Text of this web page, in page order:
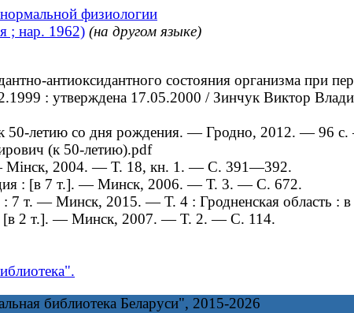
физиологии
; нар. 1962) (на другом языке)
антиоксидантного состояния организма при
: утверждена 17.05.2000 / Зинчук Виктор
50-летию со дня рождения. — Гродно, 2012. — 96
(к 50-летию).pdf
— Мінск, 2004. — Т. 18, кн. 1. — С. 391—392.
: [в 7 т.]. — Минск, 2006. — Т. 3. — С. 672.
7 т. — Минск, 2015. — Т. 4 : Гродненская область :
: [в 2 т.]. — Минск, 2007. — Т. 2. — С. 114.
библиотека Беларуси", 2015-2026